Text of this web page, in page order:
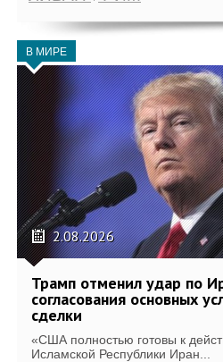
В МИРЕ
2.08.2026
Трамп отменил удар по
согласования основных
сделки
«США полностью готовы к
Исламской Республики Иран...